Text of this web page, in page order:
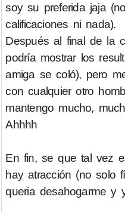
soy su preferida jaja
calificaciones ni nada).
Después al final de la
podría mostrar los
amiga se coló), pero
con cualquier otro
mantengo mucho,
Ahhhh
En fin, se que tal vez
hay atracción (no solo
queria desahogarme y